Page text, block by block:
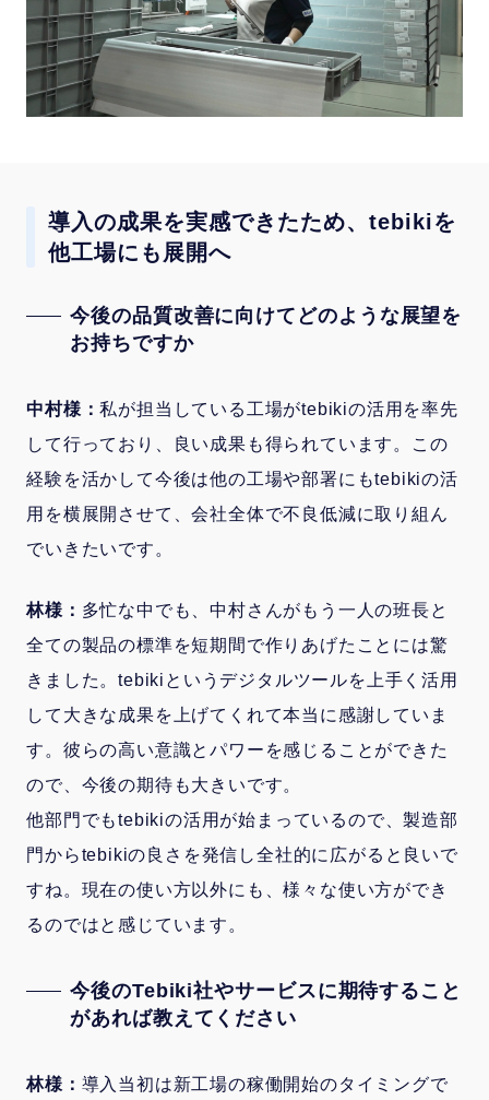
導入の成果を実感できたため、tebikiを
他工場にも展開へ
今後の品質改善に向けてどのような展望を
お持ちですか
中村様：私が担当している工場がtebikiの活用を率先
して行っており、良い成果も得られています。この
経験を活かして今後は他の工場や部署にもtebikiの活
用を横展開させて、会社全体で不良低減に取り組ん
でいきたいです。
林様： 多忙な中でも、中村さんがもう一人の班長と
全ての製品の標準を短期間で作りあげたことには驚
きました。tebikiというデジタルツールを上手く活用
して大きな成果を上げてくれて本当に感謝していま
す。彼らの高い意識とパワーを感じることができた
ので、今後の期待も大きいです。
他部門でもtebikiの活用が始まっているので、製造部
門からtebikiの良さを発信し全社的に広がると良いで
すね。現在の使い方以外にも、様々な使い方ができ
るのではと感じています。
今後のTebiki社やサービスに期待すること
があれば教えてください
林様： 導入当初は新工場の稼働開始のタイミングで